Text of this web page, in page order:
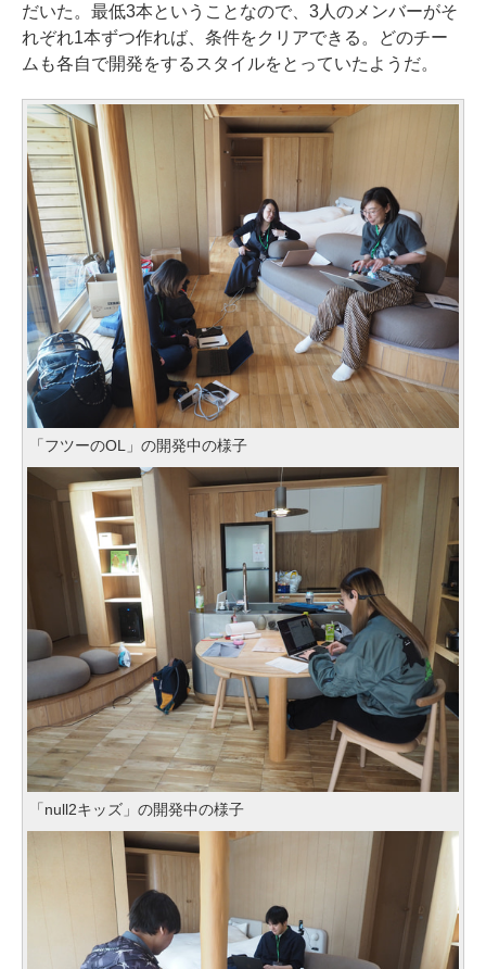
だいた。最低3本ということなので、3人のメンバーがそ
れぞれ1本ずつ作れば、条件をクリアできる。どのチー
ムも各自で開発をするスタイルをとっていたようだ。
「フツーのOL」の開発中の様子
「null2キッズ」の開発中の様子